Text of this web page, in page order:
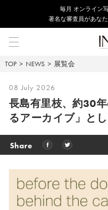
毎⽉ オンライン
著名な審査員があな
TOP NEWS 展覧会
08 July 2026
長島有里枝、約30
るアーカイブ」と
Share